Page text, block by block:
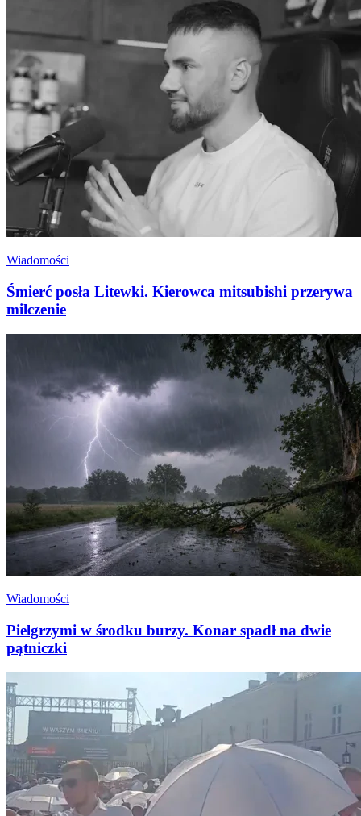
Wiadomości
Śmierć posła Litewki. Kierowca mitsubishi przerywa
milczenie
Wiadomości
Pielgrzymi w środku burzy. Konar spadł na dwie
pątniczki